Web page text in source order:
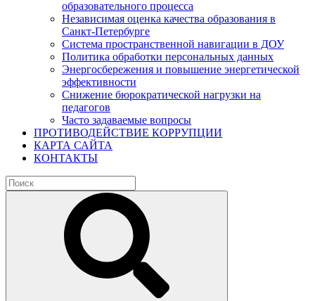
образовательного процесса
Независимая оценка качества образования в
Санкт-Петербурге
Система пространственной навигации в ДОУ
Политика обработки персональных данных
Энергосбережения и повышение энергетической
эффективности
Снижение бюрократической нагрузки на
педагогов
Часто задаваемые вопросы
ПРОТИВОДЕЙСТВИЕ КОРРУПЦИИ
КАРТА САЙТА
КОНТАКТЫ